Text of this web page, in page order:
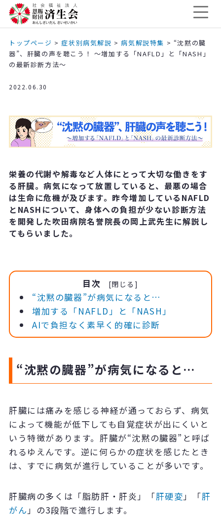
トップページ >症状別病気解説 >病気解説特集 > “沈黙の臓
器”、肝臓の声を聴こう！ ～増加する「NAFLD」と「NASH」
の最新診断方法～
2022.06.30
栄養の代謝や解毒など人体にとって大切な働きをす
る肝臓。病気になって放置していると、最悪の場合
は生命に危機が及びます。昨今増加しているNAFLD
とNASHについて、身体への負担が少ない診断方法
を開発した吹田病院名誉院長の岡上武先生に解説し
てもらいました。
目次
“沈黙の臓器”が病気になると…
増加する「NAFLD」と「NASH」
AIで負担なく素早く的確に診断
“沈黙の臓器”が病気になると…
肝臓には痛みを感じる神経が通っておらず、病気
によって機能が低下しても自覚症状が出にくいと
いう特徴があります。肝臓が“沈黙の臓器”と呼ば
れるゆえんです。逆に何らかの症状を感じたとき
は、すでに病気が進行していることが多いです。
肝臓病の多くは「脂肪肝・肝炎」「肝硬変」「肝
がん」の3段階で進行します。